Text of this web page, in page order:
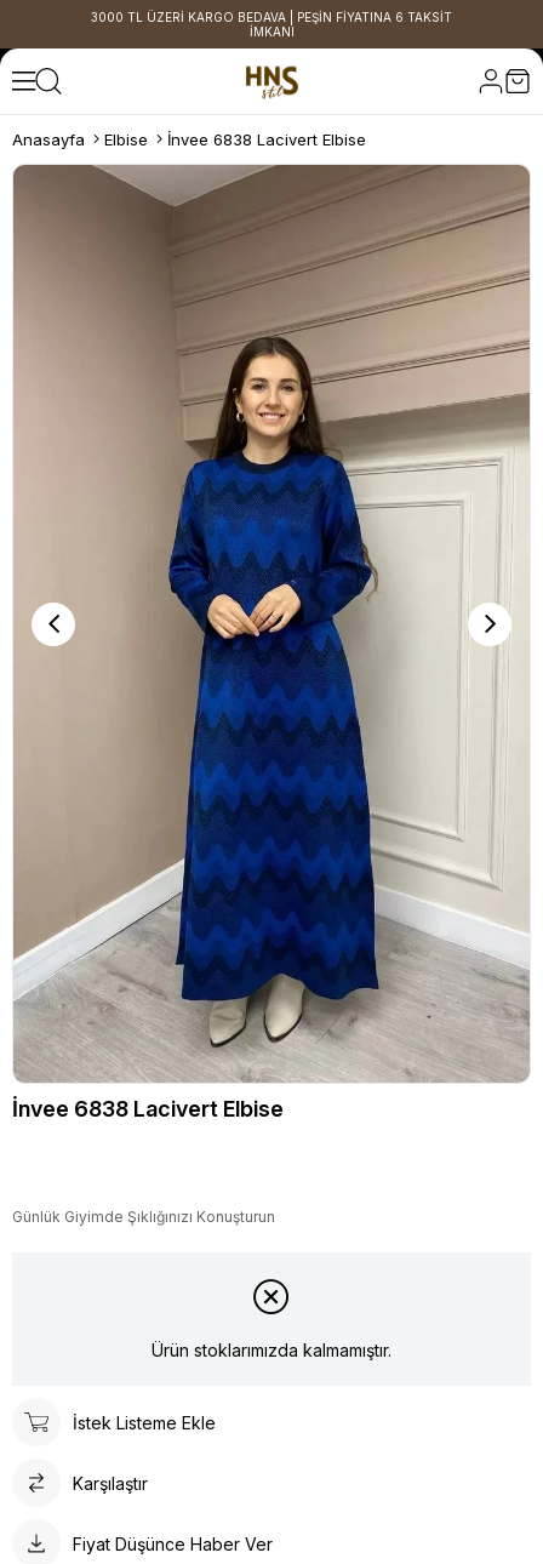
3000 TL ÜZERİ KARGO BEDAVA | PEŞİN FİYATINA 6 TAKSİT
İMKANI
Anasayfa Elbise İnvee 6838 Lacivert Elbise
İnvee 6838 Lacivert Elbise
Günlük Giyimde Şıklığınızı Konuşturun
Ürün stoklarımızda kalmamıştır.
İstek Listeme Ekle
Karşılaştır
Fiyat Düşünce Haber Ver